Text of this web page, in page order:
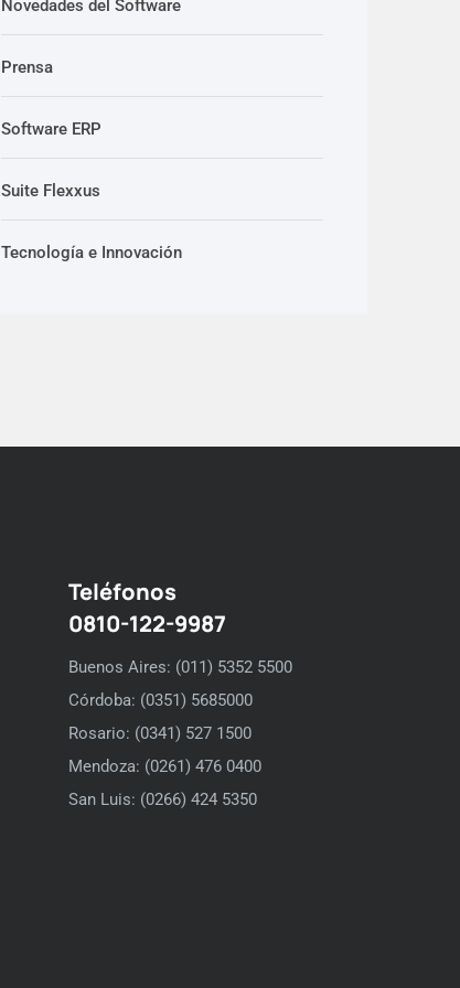
Novedades del Software
Prensa
Software ERP
Suite Flexxus
Tecnología e Innovación
Teléfonos
0810-122-9987
Buenos Aires: (011) 5352 5500
Córdoba: (0351) 5685000
Rosario: (0341) 527 1500
Mendoza: (0261) 476 0400
San Luis: (0266) 424 5350